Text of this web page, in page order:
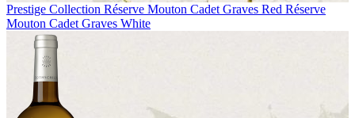
Prestige Collection Réserve Mouton Cadet Graves Red Réserve
Mouton Cadet Graves White